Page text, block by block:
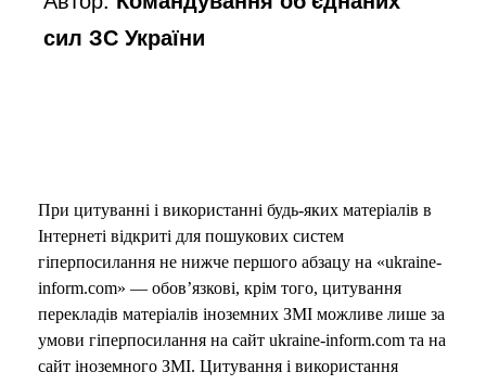
сил ЗС України
При цитуванні і використанні будь-яких матеріалів в
Інтернеті відкриті для пошукових систем
гіперпосилання не нижче першого абзацу на «ukraine-
inform.com» — обов’язкові, крім того, цитування
перекладів матеріалів іноземних ЗМІ можливе лише за
умови гіперпосилання на сайт ukraine-inform.com та на
сайт іноземного ЗМІ. Цитування і використання